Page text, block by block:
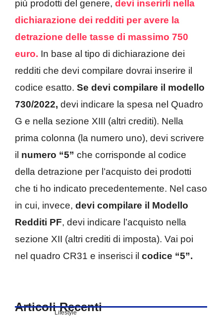
più prodotti del genere, devi inserirli nella
dichiarazione dei redditi per avere la
detrazione delle tasse di massimo 750
euro. In base al tipo di dichiarazione dei
redditi che devi compilare dovrai inserire il
codice esatto. Se devi compilare il modello
730/2022, devi indicare la spesa nel Quadro
G e nella sezione XIII (altri crediti). Nella
prima colonna (la numero uno), devi scrivere
il numero “5” che corrisponde al codice
della detrazione per l’acquisto dei prodotti
che ti ho indicato precedentemente. Nel caso
in cui, invece, devi compilare il Modello
Redditi PF, devi indicare l’acquisto nella
sezione XII (altri crediti di imposta). Vai poi
nel quadro CR31 e inserisci il codice “5”.
Articoli Recenti
Lifestyle